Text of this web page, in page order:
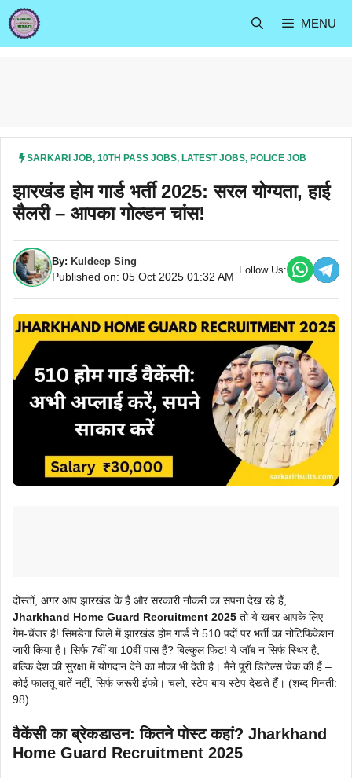
Skip
to
content
MENU
SARKARI JOB, 10TH PASS JOBS, LATEST JOBS, POLICE JOB
झारखंड होम गार्ड भर्ती 2025: सरल योग्यता, हाई
सैलरी – आपका गोल्डन चांस!
By: Kuldeep Sing
Published on: 05 Oct 2025 01:32 AM
Follow Us:
दोस्तों, अगर आप झारखंड के हैं और सरकारी नौकरी का सपना देख रहे हैं,
Jharkhand Home Guard Recruitment 2025 तो ये खबर आपके लिए
गेम-चेंजर है! सिमडेगा जिले में झारखंड होम गार्ड ने 510 पदों पर भर्ती का नोटिफिकेशन
जारी किया है। सिर्फ 7वीं या 10वीं पास हैं? बिल्कुल फिट! ये जॉब न सिर्फ स्थिर है,
बल्कि देश की सुरक्षा में योगदान देने का मौका भी देती है। मैंने पूरी डिटेल्स चेक की हैं –
कोई फालतू बातें नहीं, सिर्फ जरूरी इंफो। चलो, स्टेप बाय स्टेप देखते हैं। (शब्द गिनती:
98)
वैकेंसी का ब्रेकडाउन: कितने पोस्ट कहां? Jharkhand
Home Guard Recruitment 2025